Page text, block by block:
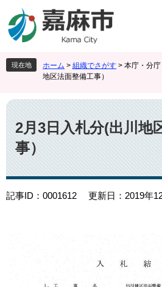
ジ
先
頭
。
ュ
を
飛
て
本
文
へ
現在地 ホーム > 組織でさがす > 本庁・分庁
地区法面整備工事）
本
文
2月3日入札分(出川地
事）
記事ID：0001612 更新日：2019年